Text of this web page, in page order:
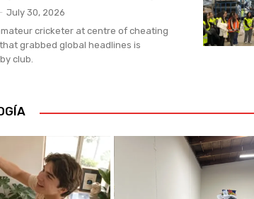
- July 30, 2026
cricketer at centre of cheating
grabbed global headlines is
club.